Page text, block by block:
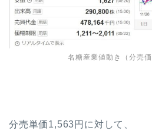
名糖産業値動き（分売
分売単価1,563円に対して、